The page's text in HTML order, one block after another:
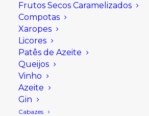
Frutos Secos Caramelizados
Compotas
Xaropes
Licores
Patês de Azeite
Queijos
Vinho
Azeite
Gin
Cabazes